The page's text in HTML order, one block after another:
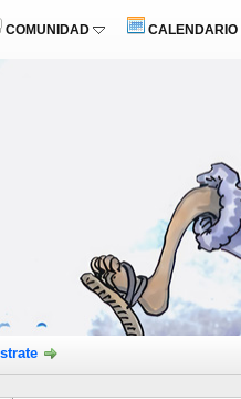
COMUNIDAD CALENDARIO